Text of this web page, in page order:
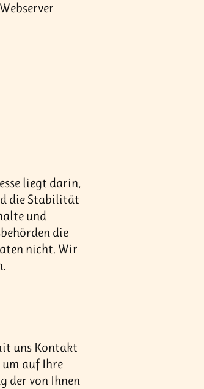
liegt darin,
die Stabilität
und
die
nicht. Wir
uns Kontakt
um auf Ihre
der von Ihnen